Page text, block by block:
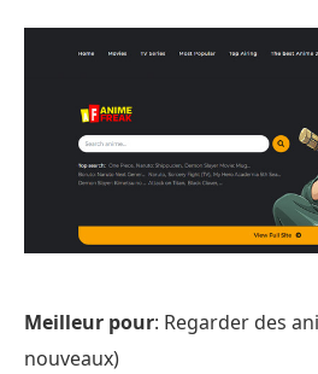
Meilleur pour: Regarder des
nouveaux)